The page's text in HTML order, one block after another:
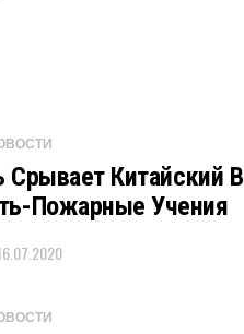
Срывает Китайский В
Пожарные Учения